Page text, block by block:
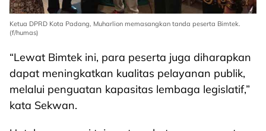
Ketua DPRD Kota Padang, Muharlion memasangkan tanda peserta Bimtek.
(f/humas)
“Lewat Bimtek ini, para peserta juga diharapkan
dapat meningkatkan kualitas pelayanan publik,
melalui penguatan kapasitas lembaga legislatif,”
kata Sekwan.